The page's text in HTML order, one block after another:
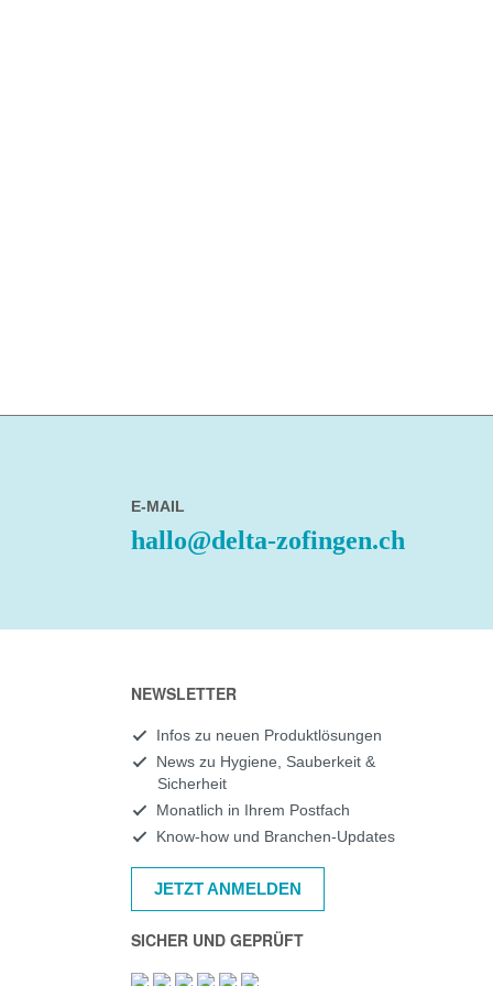
E-MAIL
hallo@delta-zofingen.ch
NEWSLETTER
Infos zu neuen Produktlösungen
News zu Hygiene, Sauberkeit &
Sicherheit
Monatlich in Ihrem Postfach
Know-how und Branchen-Updates
JETZT ANMELDEN
SICHER UND GEPRÜFT